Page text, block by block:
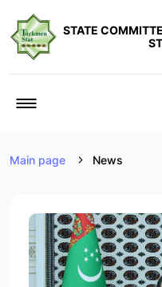
STATE
Main page News